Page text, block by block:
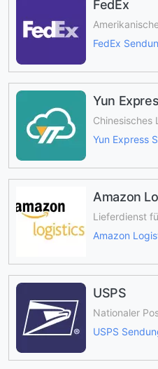
FedEx
FedEx
Yun
Chinesisches
Yun Express
Amazon
Lieferdienst
Amazon
USPS
Nationaler
USPS